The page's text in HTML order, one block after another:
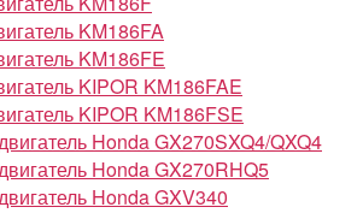
KM186FA
KM186FE
KIPOR KM186FAE
KIPOR KM186FSE
Honda GX270SXQ4/QXQ4
Honda GX270RHQ5
Honda GXV340